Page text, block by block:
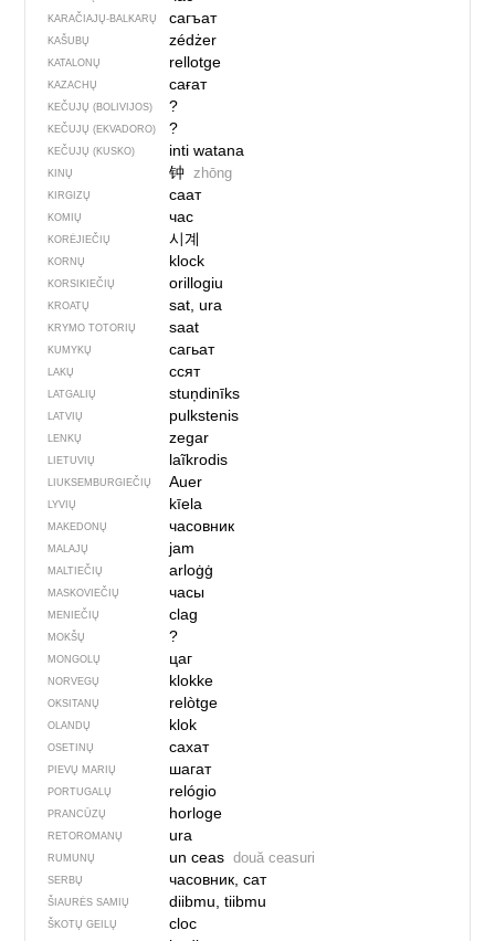
KARAČIAJŲ-BALKARŲ сагъат
KAŠUBŲ zédżer
KATALONŲ rellotge
KAZACHŲ сағат
KEČUJŲ (BOLIVIJOS) ?
KEČUJŲ (EKVADORO) ?
KEČUJŲ (KUSKO) inti watana
KINŲ 钟 zhōng
KIRGIZŲ саат
KOMIŲ час
KORĖJIEČIŲ 시계
KORNŲ klock
KORSIKIEČIŲ orillogiu
KROATŲ sat, ura
KRYMO TOTORIŲ saat
KUMYKŲ сагьат
LAKŲ ссят
LATGALIŲ stuņdinīks
LATVIŲ pulkstenis
LENKŲ zegar
LIETUVIŲ laĩkrodis
LIUKSEMBURGIEČIŲ Auer
LYVIŲ kīela
MAKEDONŲ часовник
MALAJŲ jam
MALTIEČIŲ arloġġ
MASKOVIEČIŲ часы
MENIEČIŲ clag
MOKŠŲ ?
MONGOLŲ цаг
NORVEGŲ klokke
OKSITANŲ relòtge
OLANDŲ klok
OSETINŲ сахат
PIEVŲ MARIŲ шагат
PORTUGALŲ relógio
PRANCŪZŲ horloge
RETOROMANŲ ura
RUMUNŲ un ceas două ceasuri
SERBŲ часовник, сат
ŠIAURĖS SAMIŲ diibmu, tiibmu
ŠKOTŲ GEILŲ cloc